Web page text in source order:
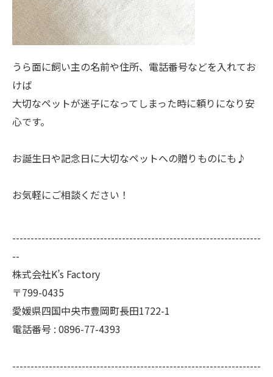
うら面に飼い主の名前や住所、電話番号などを入れてお
けば
大切なペットが迷子になってしまった時に頼りになり安
心です。
お誕生日や記念日に大切なペットへの贈りものにも♪
お気軽にご相談ください！
--------------------------------------------------------------------
--
株式会社K’s Factory
〒799-0435
愛媛県四国中央市豊岡町長田1722-1
電話番号 : 0896-77-4393
--------------------------------------------------------------------